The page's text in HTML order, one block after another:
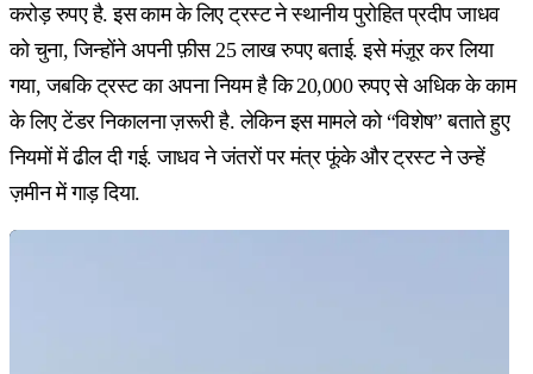
करोड़ रुपए है. इस काम के लिए ट्रस्ट ने स्थानीय पुरोहित प्रदीप जाधव
को चुना, जिन्होंने अपनी फ़ीस 25 लाख रुपए बताई. इसे मंज़ूर कर लिया
गया, जबकि ट्रस्ट का अपना नियम है कि 20,000 रुपए से अधिक के काम
के लिए टेंडर निकालना ज़रूरी है. लेकिन इस मामले को “विशेष” बताते हुए
नियमों में ढील दी गई. जाधव ने जंतरों पर मंत्र फूंके और ट्रस्ट ने उन्हें
ज़मीन में गाड़ दिया.